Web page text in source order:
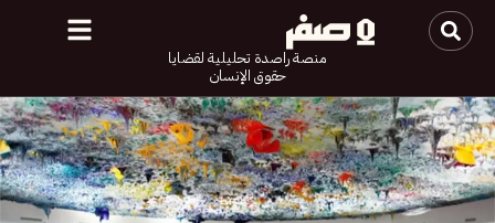
منصة راصدة تحليلية لقضايا
حقوق الإنسان